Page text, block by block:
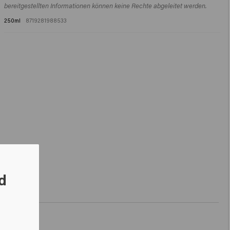
bereitgestellten Informationen können keine Rechte abgeleitet werden.
250ml 8719281988533